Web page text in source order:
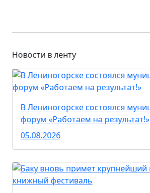
Новости в ленту
В Лениногорске состоялся
форум «Работаем на результат!»
05.08.2026